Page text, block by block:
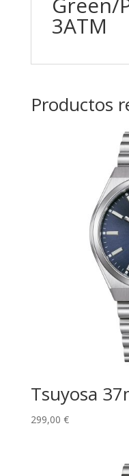
3ATM
Productos
Tsuyosa
299,00 €